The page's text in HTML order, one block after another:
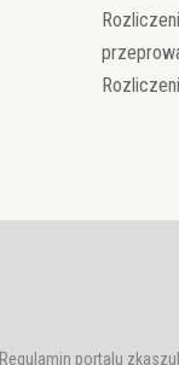
Regulamin portalu